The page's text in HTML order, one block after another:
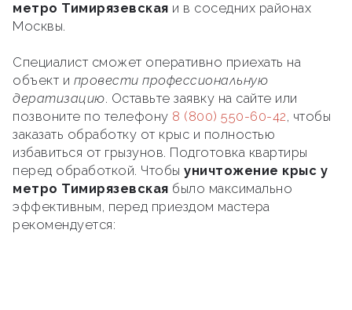
метро Тимирязевская и в соседних районах
Москвы.
Специалист сможет оперативно приехать на
объект и провести профессиональную
дератизацию. Оставьте заявку на сайте или
позвоните по телефону 8 (800) 550-60-42, чтобы
заказать обработку от крыс и полностью
избавиться от грызунов. Подготовка квартиры
перед обработкой. Чтобы уничтожение крыс у
метро Тимирязевская было максимально
эффективным, перед приездом мастера
рекомендуется: